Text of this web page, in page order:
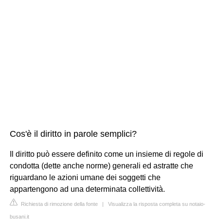
Cos'è il diritto in parole semplici?
Il diritto può essere definito come un insieme di regole di
condotta (dette anche norme) generali ed astratte che
riguardano le azioni umane dei soggetti che
appartengono ad una determinata collettività.
Richiesta di rimozione della fonte | Visualizza la risposta completa su notaio-
busani.it